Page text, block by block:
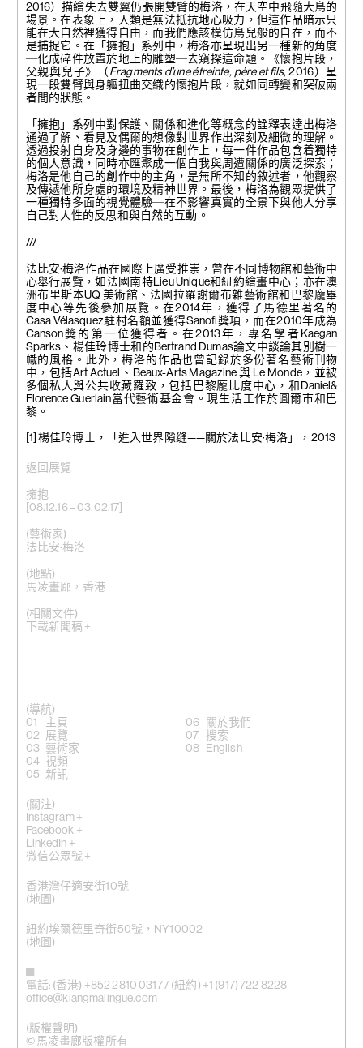
返回展覽
擁抱
[08.12.16 – 03.02.17]
(藝術家)
法比安·梅洛
(地點)
馬凌畫廊，香港
(相關文件)
下載新聞稿 +
2016）描繪失去雙翼仍張開雙臂的梅洛，在天空中飛隨大鳥的
場景。在表象上，人類是無法抵抗地心吸力，但這作品暗示只
能在大自然裡獲得自由，而我們應該模仿鳥兒般的自在，而不
是捕捉它。在「擁抱」系列中，梅洛亦呈現出另一種新的角度
─化成碎件放置於地上的雕塑─去窺探這命題。《懷抱片段，
父親與兒子》（ Fragments d’une étreinte, père et fils, 2016）呈
現一段雙臂與身軀扭曲交織的懷抱片段，就如同轉變和突破兩
者間的狀態。
「擁抱」系列中對保護、關係和進化等概念的詮釋表達出梅洛
通過了解、看見及偶爾的想像對世界作出深刻及細微的理解。
透過投射自身及身邊的事物在創作上，每一件作品包含着獨特
的個人意識，同時亦匯聚成一個自我與周遭關係的廣泛探索；
梅洛是他自己的創作中的主角，是無所不知的敘述者，他觀察
及傳遞他所身處的環境及精神世界。最後，梅洛為觀眾提供了
一種獨特多面的視覺體驗─在不影響真實的全景下與他人分享
自己對人性的反思和與自然的互動。
///
法比安·梅洛作品在國際上廣受推崇，曾在不同博物館和藝術中
心舉行展覽，如法國南特Lieu Unique和紐約繪畫中心；亦在澳
洲布里斯本UQ 美術館、法國拉羅謝爾布雜藝術館和巴黎龐畢
度中心等先後參加展覽。在2014年，獲得了馬德里著名的
Casa Vélasquez駐村名額並獲得Sanofi獎項，而在2010年成為
Canson奬的第一位獲得者。在2013年，專名學者Kaegan
Sparks、楊佳玲博士和的Bertrand Dumas論文中談論其別樹一
幟的風格。此外，梅洛的作品也曾記錄於多份著名藝術刊物
中，包括Art Actuel、Beaux-Arts Magazine 與 Le Monde，並被
多個私人與公共收藏羅致，包括巴黎龐比度中心，和Daniel&
Florence Guerlain當代藝術基金會。現生活工作於圖爾市和巴
黎。
[1] 楊佳玲博士，「進入世界隙缝——關於法比安·梅洛」，2013
香港灣仔適安街10號
(地圖 )
紐約埃爾德里奇街50號，NY10002
(地圖)
電話: (香港) +852 2810 0317 / (紐約) +1 (917) 722 8228
office@kiangmalingue.com
(版權聲明)
© 馬凌畫廊版權所有
(導航)
主頁
展覽
藝術家
視頻
新訊
關於我們
搜索
English
(關注)
Instagram +
Facebook +
LinkedIn +
微信公眾號 +